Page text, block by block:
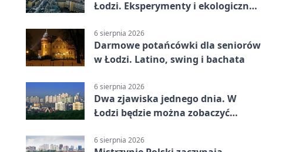
Łodzi. Eksperymenty i ekologiczny
6 sierpnia 2026
Darmowe potańcówki dla seniorów
w Łodzi. Latino, swing i bachata
6 sierpnia 2026
Dwa zjawiska jednego dnia. W
Łodzi będzie można zobaczyć
6 sierpnia 2026